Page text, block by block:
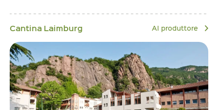
Cantina Laimburg Al produttore